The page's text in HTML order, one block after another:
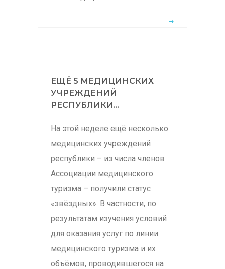
ЕЩЁ 5 МЕДИЦИНСКИХ
УЧРЕЖДЕНИЙ
РЕСПУБЛИКИ...
На этой неделе ещё несколько
медицинских учреждений
республики – из числа членов
Ассоциации медицинского
туризма – получили статус
«звёздных». В частности, по
результатам изучения условий
для оказания услуг по линии
медицинского туризма и их
объёмов, проводившегося на